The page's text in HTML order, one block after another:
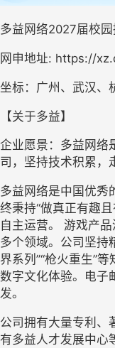
多益网络2027届校
网申地址: https://
坐标：广州、武汉、
【关于多益】
企业愿景：多益网络
司，坚持技术积累，
多益网络是中国优秀
终秉持“做真正有趣
自主运营。 游戏产
多个领域。公司坚持
界系列”“枪火重生”
数字文化体验。电子
发。
公司拥有大量专利、
有多益人才发展中心